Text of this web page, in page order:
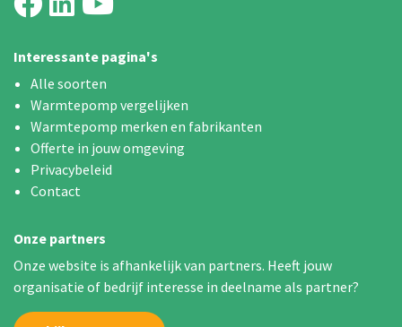
Interessante pagina's
Alle soorten
Warmtepomp vergelijken
Warmtepomp merken en fabrikanten
Offerte in jouw omgeving
Privacybeleid
Contact
Onze partners
Onze website is afhankelijk van partners. Heeft jouw
organisatie of bedrijf interesse in deelname als partner?